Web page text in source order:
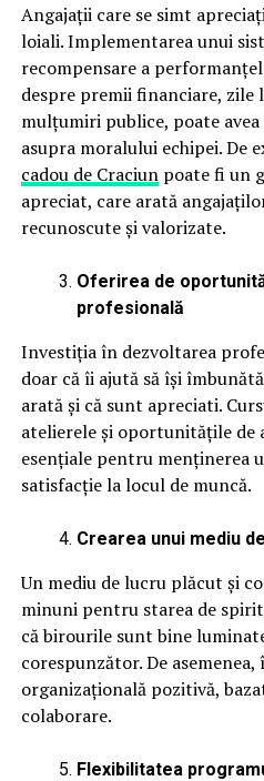
Angajații care se simt
loiali. Implementarea unui
recompensare a
despre premii financiare, zile
mulțumiri publice, poate
asupra moralului echipei. De
cadou de Craciunpoate fi un
apreciat, care arată
recunoscute și valorizate.
Oferirea de
profesională
Investiția în dezvoltarea
doar că îi ajută să își
arată și că sunt apreciati.
atelierele și oportunitățile de
esențiale pentru menținerea
satisfacție la locul de muncă.
Crearea unui mediu
Un mediu de lucru plăcut și
minuni pentru starea de
că birourile sunt bine
corespunzător. De
organizațională pozitivă,
colaborare.
Flexibilitatea